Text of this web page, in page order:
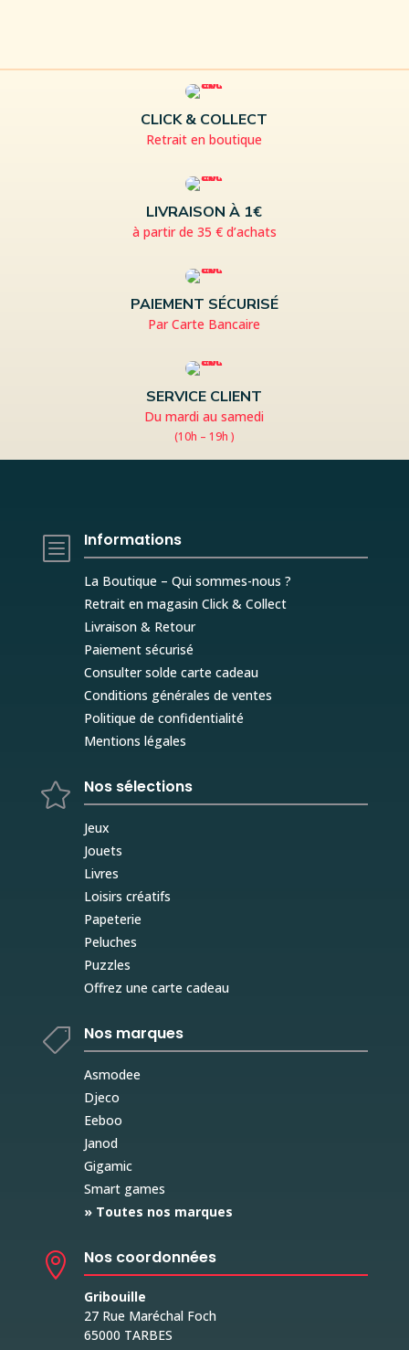
CLICK & COLLECT
Retrait en boutique
LIVRAISON À 1€
à partir de 35 € d’achats
PAIEMENT SÉCURISÉ
Par Carte Bancaire
SERVICE CLIENT
Du mardi au samedi
(10h – 19h )
b Informations
La Boutique – Qui sommes-nous ?
Retrait en magasin Click & Collect
Livraison & Retour
Paiement sécurisé
Consulter solde carte cadeau
Conditions générales de ventes
Politique de confidentialité
Mentions légales
 Nos sélections
Jeux
Jouets
Livres
Loisirs créatifs
Papeterie
Peluches
Puzzles
Offrez une carte cadeau
 Nos marques
Asmodee
Djeco
Eeboo
Janod
Gigamic
Smart games
» Toutes nos marques
 Nos coordonnées
Gribouille
27 Rue Maréchal Foch
65000 TARBES